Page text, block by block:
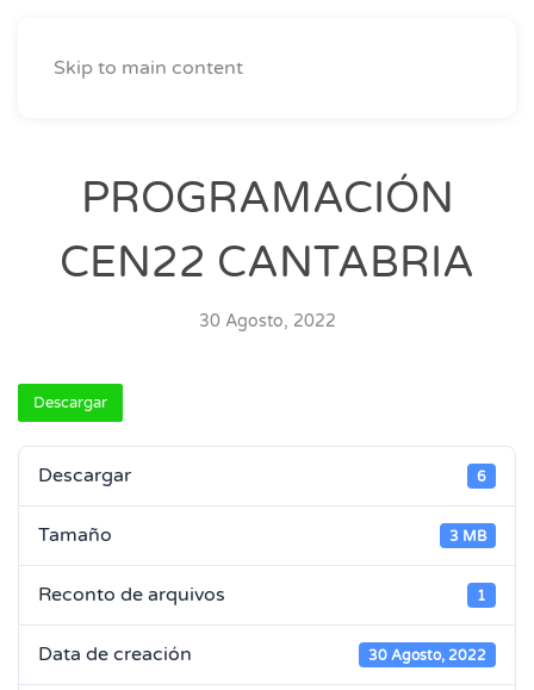
Skip to main content
PROGRAMACIÓN
CEN22 CANTABRIA
30 Agosto, 2022
Descargar
Descargar 6
Tamaño 3 MB
Reconto de arquivos 1
Data de creación 30 Agosto, 2022